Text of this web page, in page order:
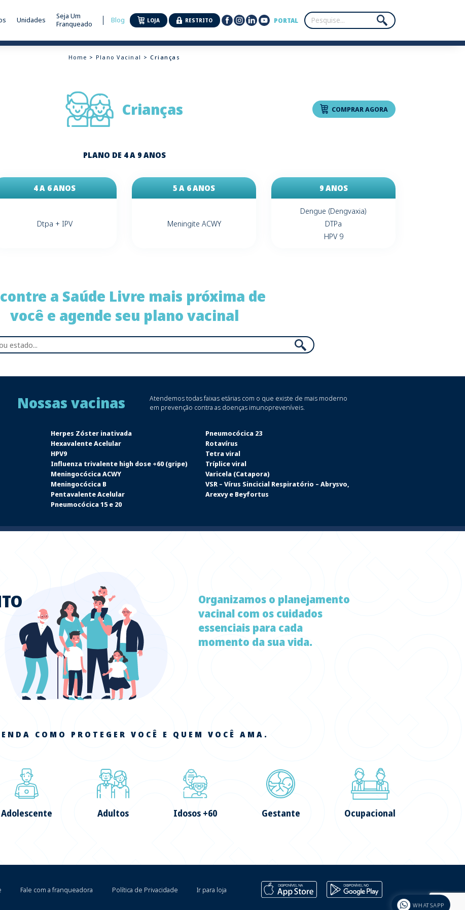
Unidades
Seja Um
Franqueado
Blog LOJA RESTRITO PORTAL
Home >Plano Vacinal > Crianças
Crianças COMPRAR AGORA
PLANO DE 4 A 9 ANOS
4 A 6 ANOS
Dtpa + IPV
5 A 6 ANOS
Meningite ACWY
9 ANOS
Dengue (Dengvaxia)
DTPa
HPV 9
a Saúde Livre mais próxima de
você e agende seu plano vacinal
Nossas vacinas
Atendemos todas faixas etárias com o que existe de mais moderno
em prevenção contra as doenças imunopreveníveis.
Herpes Zóster inativada
Hexavalente Acelular
HPV9
Influenza trivalente high dose +60 (gripe)
Meningocócica ACWY
Meningocócica B
Pentavalente Acelular
Pneumocócica 15 e 20
Pneumocócica 23
Rotavírus
Tetra viral
Tríplice viral
Varicela (Catapora)
VSR – Vírus Sincicial Respiratório – Abrysvo,
Arexvy e Beyfortus
Organizamos o planejamento
vacinal com os cuidados
essenciais para cada
momento da sua vida.
COMO PROTEGER VOCÊ E QUEM VOCÊ AMA.
Adolescente Adultos Idosos +60 Gestante Ocupacional
Fale com a franqueadora Política de Privacidade Ir para loja
WHATSAPP